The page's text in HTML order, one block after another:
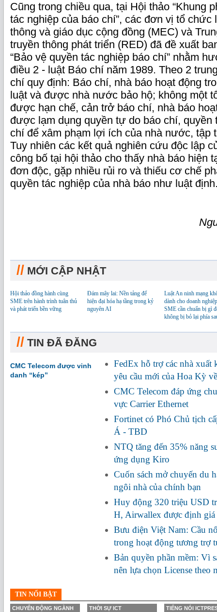
Cũng trong chiều qua, tại Hội thảo “Khung
tác nghiệp của báo chí”, các đơn vị tổ chức
thông và giáo dục cộng đồng (MEC) và
truyền thông phát triển (RED) đã đề xuất
“Bảo vệ quyền tác nghiệp báo chí” nhằm
điều 2 - luật Báo chí năm 1989. Theo 2
chí quy định: Báo chí, nhà báo hoạt động
luật và được nhà nước bảo hộ; không một
được hạn chế, cản trở báo chí, nhà báo
được lạm dụng quyền tự do báo chí, quyền
chí để xâm phạm lợi ích của nhà nước, tập
Tuy nhiên các kết quả nghiên cứu độc lập
công bố tại hội thảo cho thấy nhà báo hiện
đơn độc, gặp nhiều rủi ro và thiếu cơ chế
quyền tác nghiệp của nhà báo như luật
// MỚI CẬP NHẬT
Hội thảo đồng hành cùng
SME trên hành trình tuân thủ
và phát triển bền vững
Đám mây lai: Nền tảng để
hiện đại hóa hạ tầng trong kỷ
nguyên AI
Luật An ninh mạng
dành cho doanh
SME cần chuẩn bị gì
không bị bỏ lại phía
// TIN ĐÃ ĐĂNG
CMC Telecom được vinh
danh “kép”
FedEx hỗ trợ các nhà xuất
yêu cầu mới của Hoa Kỳ
CMC Telecom đáp ứng
vực Carrier Ethernet
Fortinet có Phó Chủ tịch
Á - TBD
NTQ tăng đến 35% năng
ứng dụng Kiro
Cuốn sách mở chuyến du
ngôi nhà của chính bạn
Huy động 320 triệu USD
H, Airwallex được định
Bưu điện Việt Nam: Cầu
trong hoạt động tương trợ
Bản quyền phần mềm: Vì
nên lựa chọn License theo
TIN NỔI BẬT
CHUYỂN ĐỘNG NGÀNH THỜI SỰ ICT TIẾNG NÓI